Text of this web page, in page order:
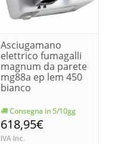
Asciugamano
elettrico fumagalli
magnum da parete
mg88a ep lem 450
bianco
Consegna in 5/10gg
618,95€
IVA Inc.